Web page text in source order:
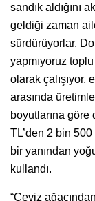
sandık aldığını
geldiği zaman
sürdürüyorlar.
yapmıyoruz
olarak çalışıyor,
arasında
boyutlarına göre
TL’den 2 bin
bir yanından
kullandı.
“Ceviz